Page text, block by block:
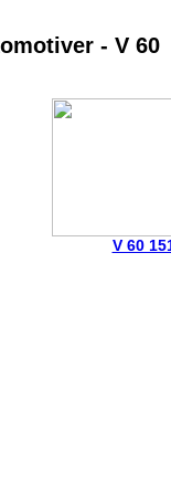
- V 60
V 60